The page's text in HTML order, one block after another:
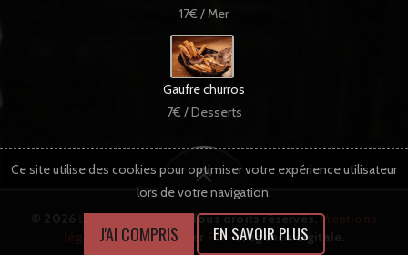
17€ / Mer
Gaufre churros
7€ / Desserts
La Part Des AngesTous droits réservés.Mentions
légales. Site réalisé par PHI-E, agence digitale.
Ce site utilise des cookies pour optimiser votre expérience utilisateur
lors de votre navigation.
J'AI COMPRIS EN SAVOIR PLUS